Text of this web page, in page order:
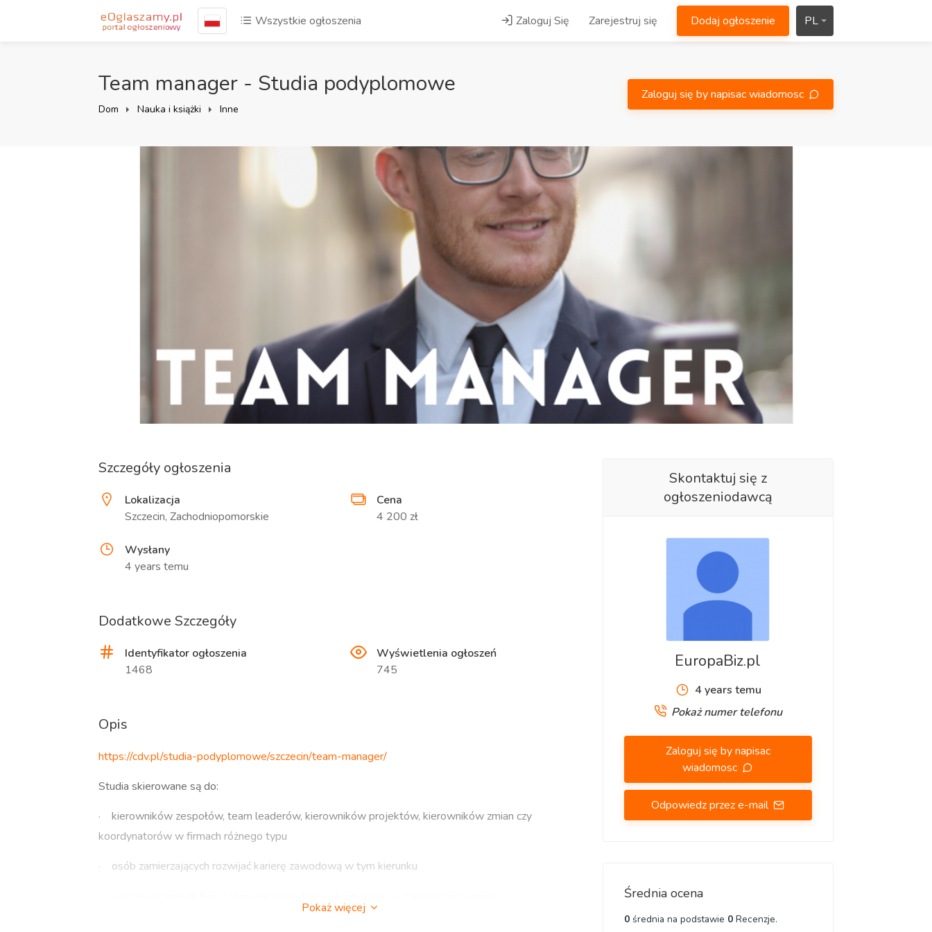
Wszystkie ogłoszenia Zaloguj Się Zarejestruj się Dodaj ogłoszenie PL
Team manager - Studia podyplomowe
Dom Nauka i książki Inne
Zaloguj się by napisac wiadomosc
Szczegóły ogłoszenia
Lokalizacja
Szczecin, Zachodniopomorskie
Cena
4 200 zł
Wysłany
4 years temu
Dodatkowe Szczegóły
Identyfikator ogłoszenia
1468
Wyświetlenia ogłoszeń
745
Opis
https://cdv.pl/studia-podyplomowe/szczecin/team-manager/
Studia skierowane są do:
·
kierowników zespołów, team leaderów, kierowników projektów, kierowników zmian czy
koordynatorów w firmach różnego typu
·
osób zamierzających rozwijać karierę zawodową w tym kierunku
Pokaż więcej
Skontaktuj się z
ogłoszeniodawcą
EuropaBiz.pl
4 years temu
Pokaż numer telefonu
Zaloguj się by napisac
wiadomosc
Odpowiedz przez e-mail
Średnia ocena
0średnia na podstawie 0Recenzje.